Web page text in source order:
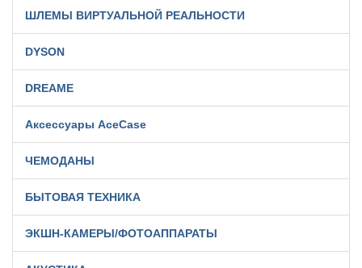
ШЛЕМЫ ВИРТУАЛЬНОЙ РЕАЛЬНОСТИ
DYSON
DREAME
Аксессуары AceCase
ЧЕМОДАНЫ
БЫТОВАЯ ТЕХНИКА
ЭКШН-КАМЕРЫ/ФОТОАППАРАТЫ